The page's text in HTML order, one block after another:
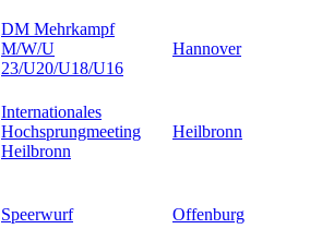
DM Mehrkampf
M/W/U
23/U20/U18/U16
Hannover
Internationales
Hochsprungmeeting
Heilbronn
Heilbronn
Speerwurf Offenburg